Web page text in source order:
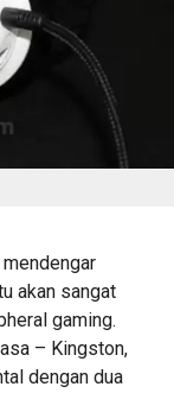
akan sangat
gaming.
– Kingston,
dengan dua